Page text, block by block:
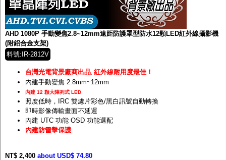
AHD 1080P 手動變焦2.8~12mm遠距防護罩型防水12顆LED紅外線攝影機
(附鋁合金支架)
料號:IR-2812V
台灣光電背景廠商出品 紅外線耐用度最佳！
內建手動變焦 2.8mm~12mm
內建 12 顆大陣列式 LED
照度低時，IRC 雙濾片彩色/黑白訊號自動轉換
即時影像傳輸畫面不延遲
內建 UTC 功能 OSD 功能選配
內建防雷擊保護
NT$ 2,400 about USD$ 74.80